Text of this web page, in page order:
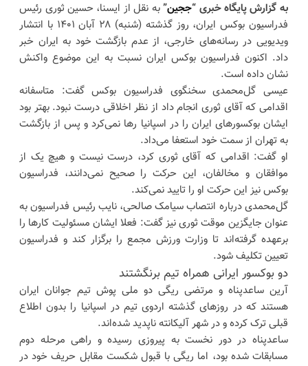
به گزارش پایگاه خبری “ججین”به نقل از ایسنا، حسین ثوری رئیس
فدراسیون بوکس ایران، روز گذشته (شنبه) ۲۸ آبان ۱۴۰۱ با انتشار
ویدیویی در رسانه‌های خارجی، از عدم بازگشت خود به ایران خبر
داد. اکنون فدراسیون بوکس ایران نسبت به این موضوع واکنش
نشان داده است.
عیسی گل‌محمدی سخنگوی فدراسیون بوکس گفت: متاسفانه
اقدامی که آقای ثوری انجام داد از نظر اخلاقی درست نبود. بهتر بود
ایشان بوکسورهای ایران را در اسپانیا رها نمی‌کرد و پس از بازگشت
به تهران از سمت خود استعفا می‌داد.
او گفت: اقدامی که آقای ثوری کرد، درست نیست و هیچ یک از
موافقان و مخالفان، این حرکت را صحیح نمی‌دانند، فدراسیون
بوکس نیز این حرکت او را تایید نمی‌کند.
گل‌محمدی درباره انتصاب سیامک صالحی، نایب رئیس فدراسیون به
عنوان جایگزین موقت ثوری نیز گفت: فعلا ایشان مسئولیت کارها را
برعهده گرفته‌اند تا وزارت ورزش مجمع را برگزار کند و فدراسیون
تعیین تکلیف شود.
دو بوکسور ایرانی همراه تیم برنگشتند
آرین ساعدپناه و مرتضی ریگی دو ملی پوش تیم جوانان ایران
هستند که در روزهای گذشته اردوی تیم در اسپانیا را بدون اطلاع
قبلی ترک کرده و در شهر آلیکانته ناپدید شده‌اند.
ساعدپناه در دور نخست به پیروزی رسیده و راهی مرحله دوم
مسابقات شده بود، اما ریگی با قبول شکست مقابل حریف خود در